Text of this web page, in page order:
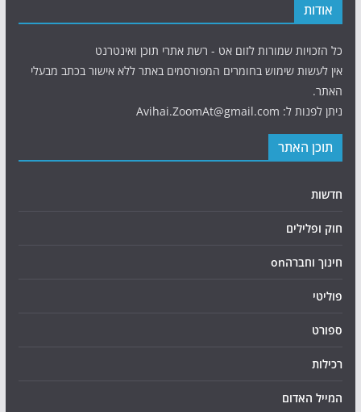
אודות
כל הזכויות שמורות לזום אט - רשת אתרי תוכן ואינטרנט
אין לעשות שימוש בחומרים המפורסמים באתר ללא אישור בכתב מבעלי
האתר.
ניתן לפנות ל: Avihai.ZoomAt@gmail.com
תוכן האתר
חדשות
חוק ופלילים
חינוך וחברהon
פוליטי
ספורט
רכילות
המייל האדום